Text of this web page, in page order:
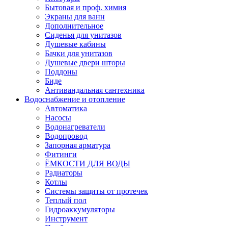
Бытовая и проф. химия
Экраны для ванн
Дополнительное
Сиденья для унитазов
Душевые кабины
Бачки для унитазов
Душевые двери шторы
Поддоны
Биде
Антивандальная сантехника
Водоснабжение и отопление
Автоматика
Насосы
Водонагреватели
Водопровод
Запорная арматура
Фитинги
ЁМКОСТИ ДЛЯ ВОДЫ
Радиаторы
Котлы
Системы защиты от протечек
Теплый пол
Гидроаккумуляторы
Инструмент